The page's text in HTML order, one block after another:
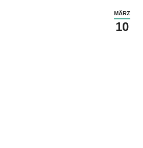
MÄRZ
10